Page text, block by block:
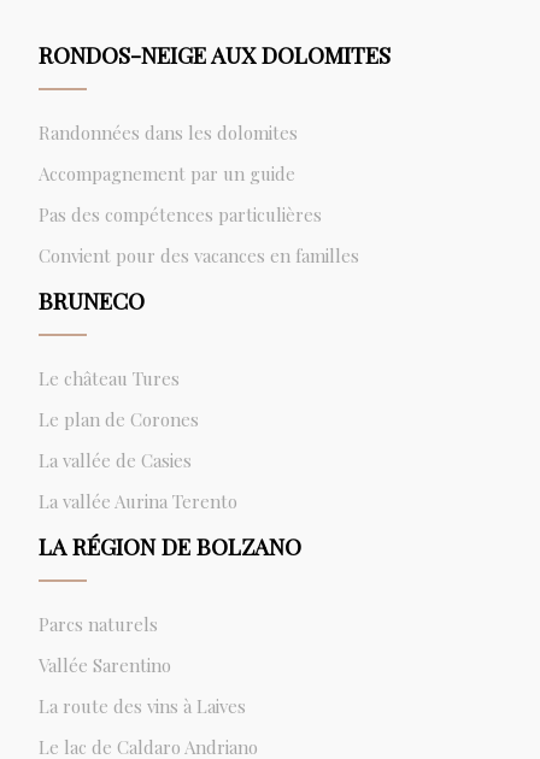
RONDOS-NEIGE AUX DOLOMITES
Randonnées dans les dolomites
Accompagnement par un guide
Pas des compétences particulières
Convient pour des vacances en familles
BRUNECO
Le château Tures
Le plan de Corones
La vallée de Casies
La vallée Aurina Terento
LA RÉGION DE BOLZANO
Parcs naturels
Vallée Sarentino
La route des vins à Laives
Le lac de Caldaro Andriano